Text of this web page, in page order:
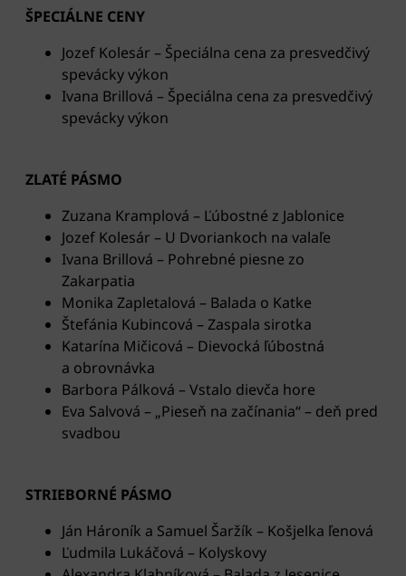
ŠPECIÁLNE CENY
Jozef Kolesár – Špeciálna cena za presvedčivý
spevácky výkon
Ivana Brillová – Špeciálna cena za presvedčivý
spevácky výkon
ZLATÉ PÁSMO
Zuzana Kramplová – Ľúbostné z Jablonice
Jozef Kolesár – U Dvoriankoch na valaľe
Ivana Brillová – Pohrebné piesne zo
Zakarpatia
Monika Zapletalová – Balada o Katke
Štefánia Kubincová – Zaspala sirotka
Katarína Mičicová – Dievocká ľúbostná
a obrovnávka
Barbora Pálková – Vstalo dievča hore
Eva Salvová – „Pieseň na začínania“ – deň pred
svadbou
STRIEBORNÉ PÁSMO
Ján Hároník a Samuel Šaržík – Košjelka ľenová
Ľudmila Lukáčová – Kolyskovy